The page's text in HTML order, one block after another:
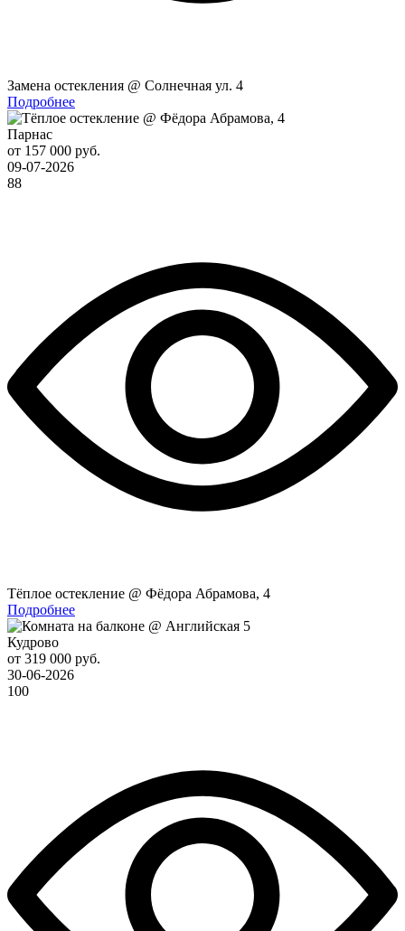
Замена остекления @ Солнечная ул. 4
Подробнее
Парнас
от 157 000 руб.
09-07-2026
88
Тёплое остекление @ Фёдора Абрамова, 4
Подробнее
Кудрово
от 319 000 руб.
30-06-2026
100